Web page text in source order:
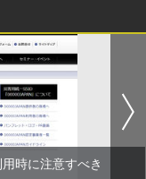
時に注意すべき